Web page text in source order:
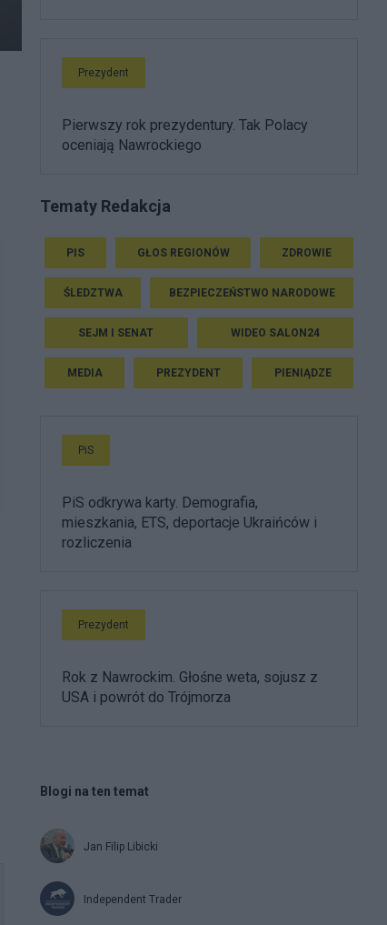
Prezydent
Pierwszy rok prezydentury. Tak Polacy
oceniają Nawrockiego
Tematy Redakcja
PIS GŁOS REGIONÓW ZDROWIE
ŚLEDZTWA BEZPIECZEŃSTWO NARODOWE
SEJM I SENAT WIDEO SALON24
MEDIA PREZYDENT PIENIĄDZE
PiS
PiS odkrywa karty. Demografia,
mieszkania, ETS, deportacje Ukraińców i
rozliczenia
Prezydent
Rok z Nawrockim. Głośne weta, sojusz z
USA i powrót do Trójmorza
Blogi na ten temat
Jan Filip Libicki
Independent Trader